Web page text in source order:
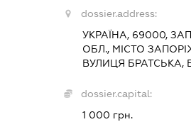
dossier.address:
УКРАЇНА, 69000,
ОБЛ., МІСТО
ВУЛИЦЯ БРАТСЬКА,
dossier.capital:
1 000 грн.